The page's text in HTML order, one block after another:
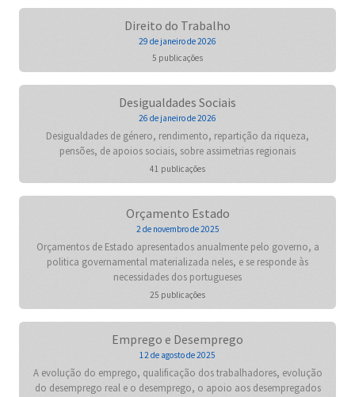
Direito do Trabalho
29 de janeiro de 2026
5 publicações
Desigualdades Sociais
26 de janeiro de 2026
Desigualdades de género, rendimento, repartição da riqueza,
pensões, de apoios sociais, sobre assimetrias regionais
41 publicações
Orçamento Estado
2 de novembro de 2025
Orçamentos de Estado apresentados anualmente pelo governo, a
politica governamental materializada neles, e se responde às
necessidades dos portugueses
25 publicações
Emprego e Desemprego
12 de agosto de 2025
A evolução do emprego, qualificação dos trabalhadores, evolução
do desemprego real e o desemprego, o apoio aos desempregados